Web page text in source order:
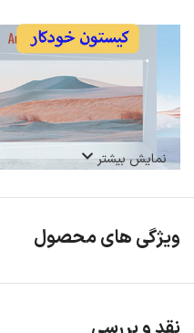
نمایش بیشتر
ویژگی های محصول